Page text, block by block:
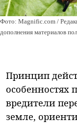
Фото: Magnific.com /
дополнения материалов
Принцип
особенностях
вредители
земле,